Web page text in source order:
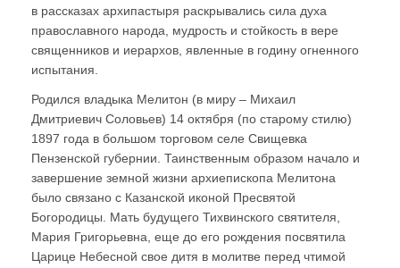
в рассказах архипастыря раскрывались сила духа
православного народа, мудрость и стойкость в вере
священников и иерархов, явленные в годину огненного
испытания.
Родился владыка Мелитон (в миру – Михаил
Дмитриевич Соловьев) 14 октября (по старому стилю)
1897 года в большом торговом селе Свищевка
Пензенской губернии. Таинственным образом начало и
завершение земной жизни архиепископа Мелитона
было связано с Казанской иконой Пресвятой
Богородицы. Мать будущего Тихвинского святителя,
Мария Григорьевна, еще до его рождения посвятила
Царице Небесной свое дитя в молитве перед чтимой